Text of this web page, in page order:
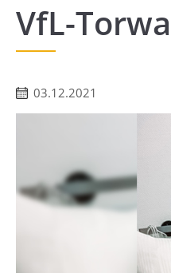
VfL-
03.12.2021